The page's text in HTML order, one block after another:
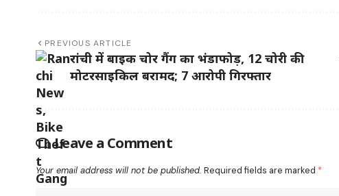
PREVIOUS ARTICLE
रांची में बाइक चोर गैंग का भंडाफोड़, 12 चोरी की
मोटरसाइकिल बरामद; 7 आरोपी गिरफ्तार
Leave a Comment
Your email address will not be published. Required fields are marked *